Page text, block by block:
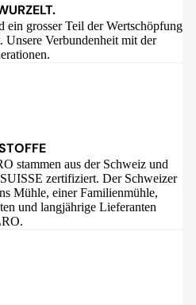
grosser Teil der Wertschöpfung
Unsere Verbundenheit mit der
stammen aus der Schweiz und
zertifiziert. Der Schweizer
Mühle, einer Familienmühle,
und langjährige Lieferanten